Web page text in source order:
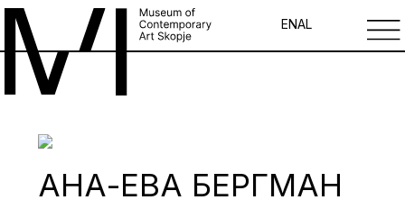
ENAL
АНА-ЕВА БЕРГМАН